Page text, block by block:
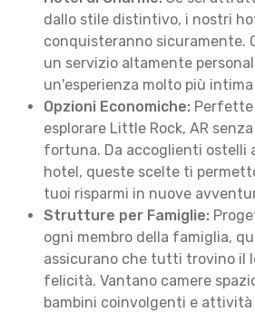
dallo stile distintivo, i nostri
conquisteranno sicuramente.
un servizio altamente
un'esperienza molto più intima
Opzioni Economiche: Perfette
esplorare Little Rock, AR
fortuna. Da accoglienti ostelli
hotel, queste scelte ti
tuoi risparmi in nuove
Strutture per Famiglie:
ogni membro della famiglia,
assicurano che tutti trovino il
felicità. Vantano camere
bambini coinvolgenti e